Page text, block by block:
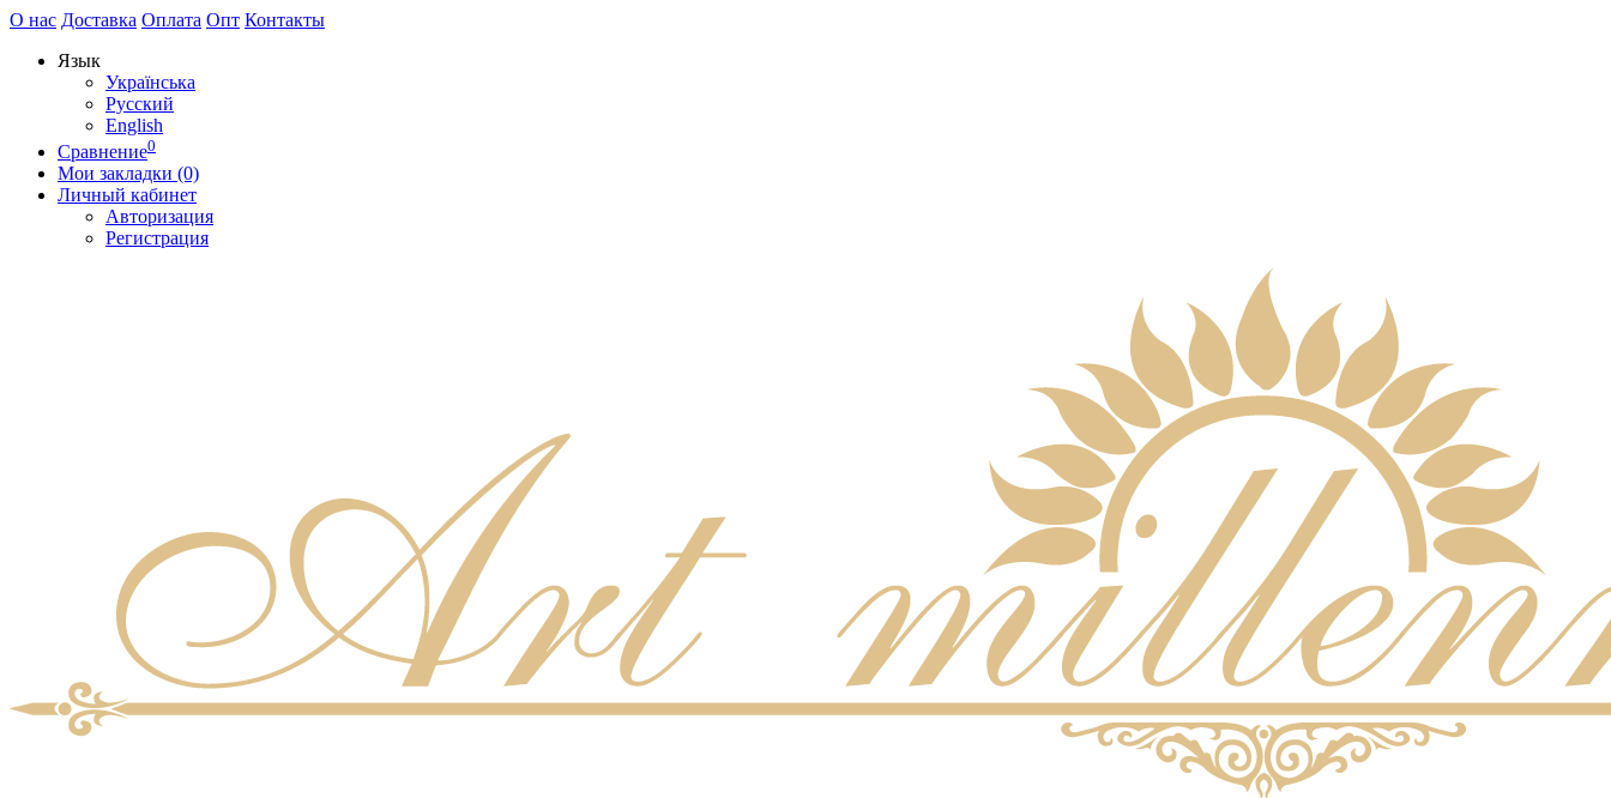
О нас Доставка Оплата Опт Контакты
Язык
Українська
Русский
English
Сравнение0
Мои закладки (0)
Личный кабинет
Авторизация
Регистрация